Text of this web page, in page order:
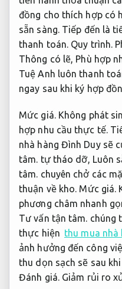
đồng cho thích hợp có
sẵn sàng. Tiếp đến là
thanh toán. Quy trình.
Thông có lẽ, Phù hợp
Tuệ Anh luôn thanh
ngay sau khi ký hợp
Mức giá. Không phát
hợp nhu cầu thực tế.
nhà hàng Đình Duy sẽ
tâm. tự tháo dỡ, Luôn
tâm. chuyên chở các
thuận về kho. Mức giá.
phương châm nhanh
Tư vấn tận tâm. chúng
thực hiện thu mua nhà
ảnh hưởng đến công
thu dọn sạch sẽ sau
Đánh giá. Giảm rủi ro